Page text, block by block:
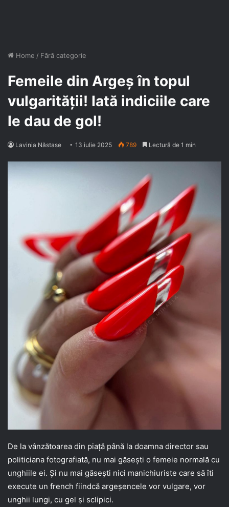
Home / Fără categorie
Femeile din Argeș în topul
vulgarității! Iată indiciile care
le dau de gol!
Lavinia Năstase 13 iulie 2025 789 Lectură de 1 min
De la vânzătoarea din piață până la doamna director sau
politiciana fotografiată, nu mai găsești o femeie normală cu
unghiile ei. Și nu mai găsești nici manichiuriste care să îti
execute un french fiindcă argeșencele vor vulgare, vor
unghii lungi, cu gel și sclipici.